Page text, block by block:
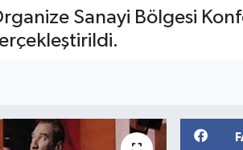
Sanayi Bölgesi